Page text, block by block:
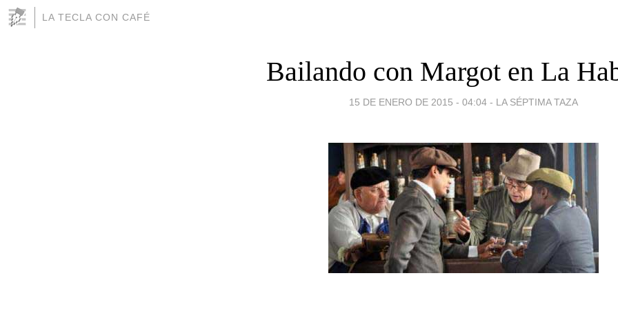
LA TECLA CON CAFÉ
Bailando con Margot en La
15 DE ENERO DE 2015 - 04:04 - LA SÉPTIMA TAZA